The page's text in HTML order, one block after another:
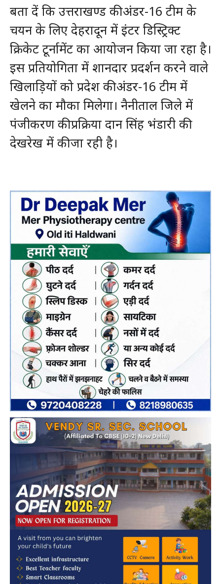
बता दें कि उत्तराखण्ड की अंडर-16 टीम के
चयन के लिए देहरादून में इंटर डिस्ट्रिक्ट
क्रिकेट टूर्नामेंट का आयोजन किया जा रहा है।
इस प्रतियोगिता में शानदार प्रदर्शन करने वाले
खिलाड़ियों को प्रदेश की अंडर-16 टीम में
खेलने का मौका मिलेगा। नैनीताल जिले में
पंजीकरण की प्रक्रिया दान सिंह भंडारी की
देखरेख में की जा रही है।